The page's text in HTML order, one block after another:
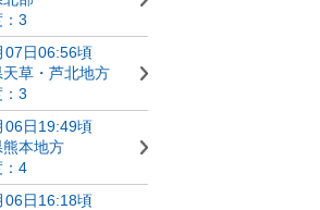
3
07日06:56頃
草・芦北地方
3
06日19:49頃
本地方
：4
06日16:18頃